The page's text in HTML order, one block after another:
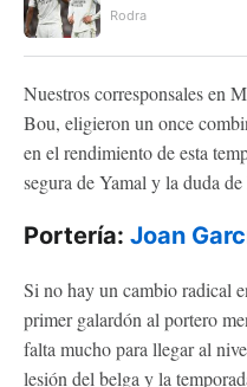
Rodra
Nuestros corresponsales en
Bou, eligieron un once
en el rendimiento de esta
segura de Yamal y la duda
Portería: Joan
Si no hay un cambio radical
primer galardón al portero
falta mucho para llegar al
lesión del belga y la